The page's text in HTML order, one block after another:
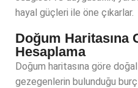
hayal güçleri ile öne çıkarlar.
Doğum Haritasına
Hesaplama
Doğum haritasına göre
gezegenlerin bulunduğu